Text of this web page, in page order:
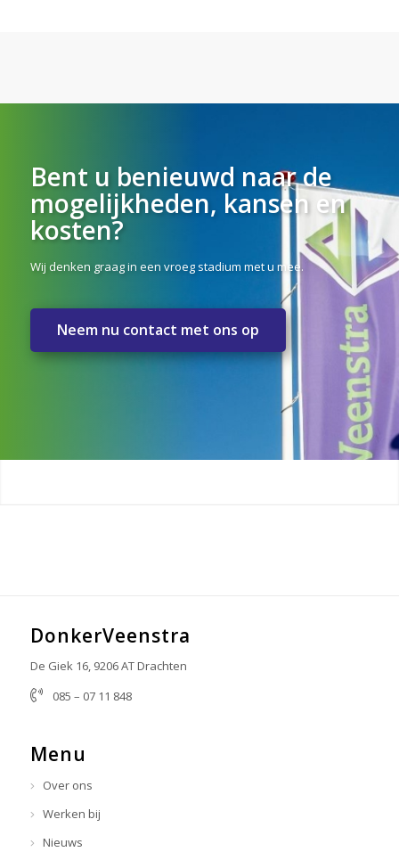
Bent u benieuwd naar de
mogelijkheden, kansen en
kosten?
Wij denken graag in een vroeg stadium met u mee.
Neem nu contact met ons op
DonkerVeenstra
De Giek 16, 9206 AT Drachten
085 – 07 11 848
Menu
Over ons
Werken bij
Nieuws